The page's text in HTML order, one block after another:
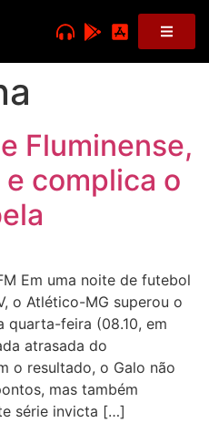
Fluminense,
complica o
Em uma noite de futebol
o Atlético-MG superou o
quarta-feira (08.10, em
atrasada do
o resultado, o Galo não
mas também
série invicta […]